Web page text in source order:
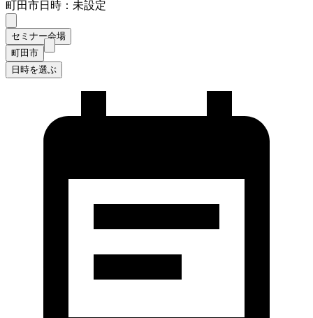
町田市日時：未設定
セミナー会場
町田市
日時を選ぶ